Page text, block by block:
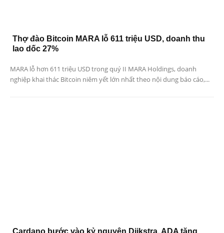
Thợ đào Bitcoin MARA lỗ 611 triệu USD, doanh thu
lao dốc 27%
MARA lỗ hơn 611 triệu USD trong quý II MARA Holdings, doanh
nghiệp khai thác Bitcoin niêm yết lớn nhất theo nội dung báo cáo,...
Cardano bước vào kỷ nguyên Dijkstra, ADA tăng